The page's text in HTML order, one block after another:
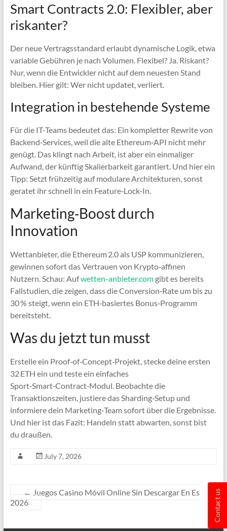
Smart Contracts 2.0: Flexibler, aber
riskanter?
Der neue Vertragsstandard erlaubt dynamische Logik, etwa
variable Gebühren je nach Volumen. Flexibel? Ja. Riskant?
Nur, wenn die Entwickler nicht auf dem neuesten Stand
bleiben. Hier gilt: Wer nicht updatet, verliert.
Integration in bestehende Systeme
Für die IT-Teams bedeutet das: Ein kompletter Rewrite von
Backend‑Services, weil die alte Ethereum‑API nicht mehr
genügt. Das klingt nach Arbeit, ist aber ein einmaliger
Aufwand, der künftig Skalierbarkeit garantiert. Und hier ein
Tipp: Setzt frühzeitig auf modulare Architekturen, sonst
geratet ihr schnell in ein Feature‑Lock‑In.
Marketing‑Boost durch
Innovation
Wettanbieter, die Ethereum 2.0 als USP kommunizieren,
gewinnen sofort das Vertrauen von Krypto‑affinen
Nutzern. Schau: Aufwetten-anbieter.comgibt es bereits
Fallstudien, die zeigen, dass die Conversion‑Rate um bis zu
30 % steigt, wenn ein ETH‑basiertes Bonus‑Programm
bereitsteht.
Was du jetzt tun musst
Erstelle ein Proof‑of‑Concept‑Projekt, stecke deine ersten
32 ETH ein und teste ein einfaches
Sport‑Smart‑Contract‑Modul. Beobachte die
Transaktionszeiten, justiere das Sharding‑Setup und
informiere dein Marketing‑Team sofort über die Ergebnisse.
Und hier ist das Fazit: Handeln statt abwarten, sonst bist
du draußen.
July 7, 2026
← Juegos Casino Móvil Online Sin Descargar En Es
2026
Contact us